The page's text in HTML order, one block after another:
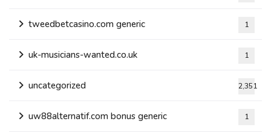
tweedbetcasino.com generic 1
uk-musicians-wanted.co.uk 1
uncategorized 2,351
uw88alternatif.com bonus generic 1